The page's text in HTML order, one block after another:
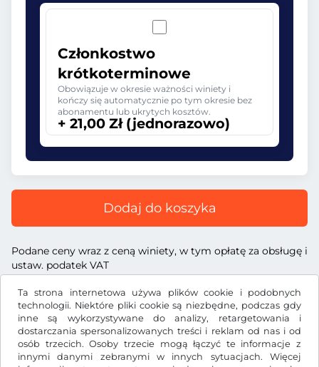
Ta strona internetowa używa plików cookie i podobnych
technologii. Niektóre pliki cookie są niezbędne, podczas gdy
inne są wykorzystywane do analizy, retargetowania i
dostarczania spersonalizowanych treści i reklam od nas i od
osób trzecich. Osoby trzecie mogą łączyć te informacje z
innymi danymi zebranymi w innych sytuacjach. Więcej
Członkostwo
krótkoterminowe
Obowiązuje w okresie ważności winiety i
kończy się automatycznie po tym okresie bez
abonamentu lub ukrytych kosztów.
+ 21,00 Zł (jednorazowo)
Dodaj do koszyka
Podane ceny wraz z ceną winiety, w tym opłatę za obsługę i
ustaw. podatek VAT
ZłPLN